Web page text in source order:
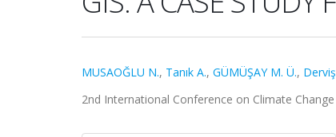
MUSAOĞLU N., Tanık A., GÜMÜŞAY M. Ü.,
2nd International Conference on Climate